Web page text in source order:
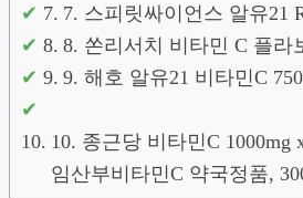
7. 스피릿싸이언스 알유21
8. 쏜리서치 비타민 C 플라
9. 해호 알유21 비타민C
10. 종근당 비타민C
임산부비타민C 약국정품,